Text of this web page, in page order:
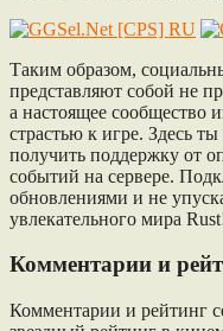
Таким образом,
представляют собой не
а настоящее сообщество
страстью к игре. Здесь
получить поддержку от
событий на сервере.
обновлениями и не
увлекательного мира
Комментарии и
Комментарии и рейтинг